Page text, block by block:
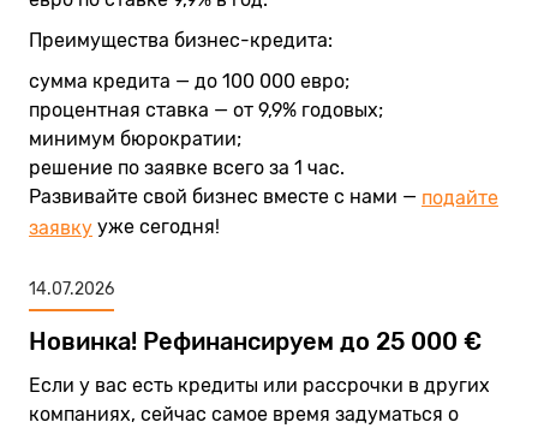
Преимущества бизнес-кредита:
сумма кредита — до 100 000 евро;
процентная ставка — от 9,9% годовых;
минимум бюрократии;
решение по заявке всего за 1 час.
Развивайте свой бизнес вместе с нами — подайте
заявку уже сегодня!
14.07.2026
Новинка! Рефинансируем до 25 000 €
Если у вас есть кредиты или рассрочки в других
компаниях, сейчас самое время задуматься о